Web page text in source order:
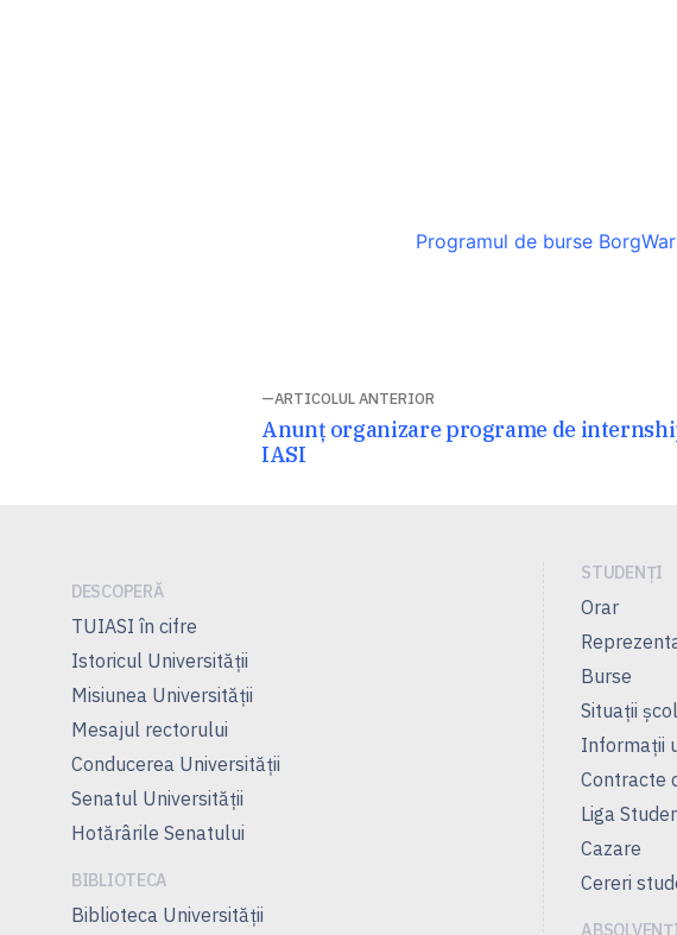
Programul de burse
ARTICOLUL ANTERIOR
Articolul
anterior:
Anunț organizare programe de
IASI
DESCOPERĂ
TUIASI în cifre
Istoricul Universităţii
Misiunea Universităţii
Mesajul rectorului
Conducerea Universităţii
Senatul Universității
Hotărârile Senatului
BIBLIOTECA
Biblioteca Universității
STUDENȚI
Orar
Burse
Situații
Informații
Contracte
Liga
Cazare
Cereri